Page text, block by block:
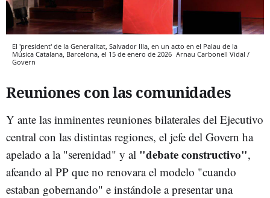
El 'president' de la Generalitat, Salvador Illa, en un acto en el Palau de la
Música Catalana, Barcelona, el 15 de enero de 2026 Arnau Carbonell Vidal /
Govern
Reuniones con las comunidades
Y ante las inminentes reuniones bilaterales del Ejecutivo
central con las distintas regiones, el jefe del Govern ha
apelado a la "serenidad" y al "debate constructivo",
afeando al PP que no renovara el modelo "cuando
estaban gobernando" e instándole a presentar una